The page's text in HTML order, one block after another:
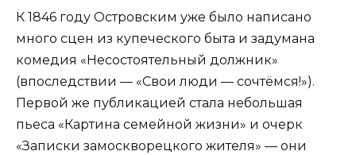
К 1846 году Островским уже было написано
много сцен из купеческого быта и задумана
комедия «Несостоятельный должник»
(впоследствии — «Свои люди — сочтёмся!»).
Первой же публикацией стала небольшая
пьеса «Картина семейной жизни» и очерк
«Записки замоскворецкого жителя» — они